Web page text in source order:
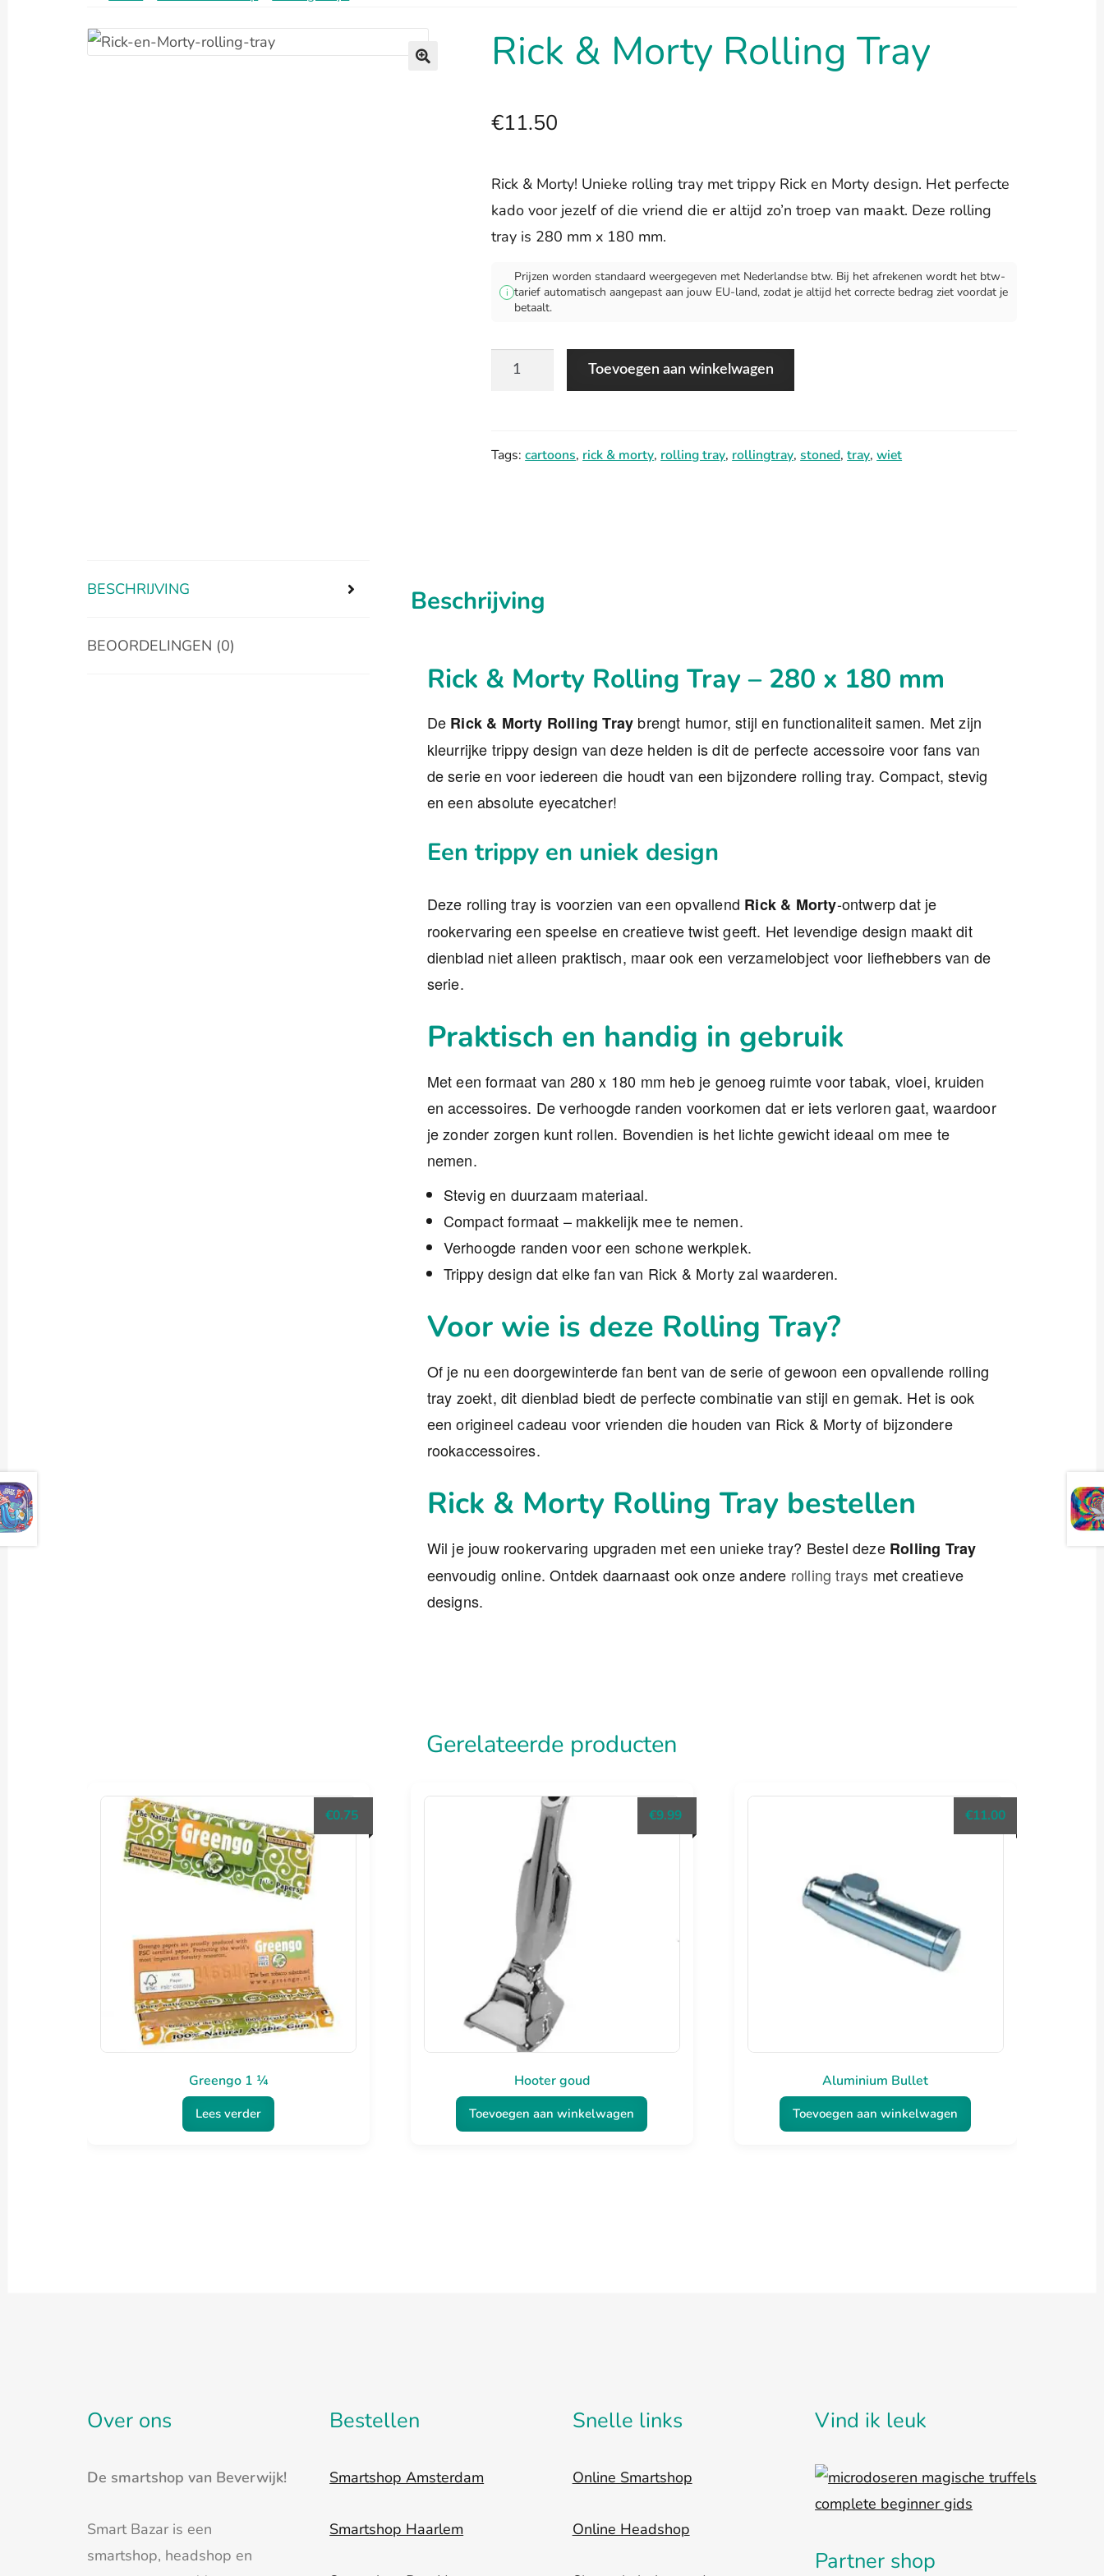
Rick & Morty Rolling Tray
€11.50
Rick & Morty! Unieke rolling tray met trippy Rick en Morty design. Het perfecte
kado voor jezelf of die vriend die er altijd zo’n troep van maakt. Deze rolling
tray is 280 mm x 180 mm.
i
Prijzen worden standaard weergegeven met Nederlandse btw. Bij het afrekenen wordt het btw-
tarief automatisch aangepast aan jouw EU-land, zodat je altijd het correcte bedrag ziet voordat je
betaalt.
Rick
Tray
Toevoegen aan winkelwagen
Tags:cartoons, rick & morty, rolling tray, rollingtray,stoned,tray,wiet
BESCHRIJVING
BEOORDELINGEN (0)
Beschrijving
Rick & Morty Rolling Tray – 280 x 180 mm
De Rick & Morty Rolling Tray brengt humor, stijl en functionaliteit samen. Met zijn
kleurrijke trippy design van deze helden is dit de perfecte accessoire voor fans van
de serie en voor iedereen die houdt van een bijzondere rolling tray. Compact, stevig
en een absolute eyecatcher!
Een trippy en uniek design
Deze rolling tray is voorzien van een opvallend Rick & Morty-ontwerp dat je
rookervaring een speelse en creatieve twist geeft. Het levendige design maakt dit
dienblad niet alleen praktisch, maar ook een verzamelobject voor liefhebbers van de
serie.
Praktisch en handig in gebruik
Met een formaat van 280 x 180 mm heb je genoeg ruimte voor tabak, vloei, kruiden
en accessoires. De verhoogde randen voorkomen dat er iets verloren gaat, waardoor
je zonder zorgen kunt rollen. Bovendien is het lichte gewicht ideaal om mee te
nemen.
Stevig en duurzaam materiaal.
Compact formaat – makkelijk mee te nemen.
Verhoogde randen voor een schone werkplek.
Trippy design dat elke fan van Rick & Morty zal waarderen.
Voor wie is deze Rolling Tray?
Of je nu een doorgewinterde fan bent van de serie of gewoon een opvallende rolling
tray zoekt, dit dienblad biedt de perfecte combinatie van stijl en gemak. Het is ook
een origineel cadeau voor vrienden die houden van Rick & Morty of bijzondere
rookaccessoires.
Rick & Morty Rolling Tray bestellen
Wil je jouw rookervaring upgraden met een unieke tray? Bestel deze Rolling Tray
eenvoudig online. Ontdek daarnaast ook onze andere rolling trays met creatieve
designs.
Gerelateerde producten
Greengo 1 ¼
€0.75
Lees verder
Hooter goud
€9.99
Toevoegen aan winkelwagen
Aluminium Bullet
€11.00
Toevoegen aan winkelwagen
Over ons
De smartshop van Beverwijk!
Smart Bazar is een
smartshop, headshop en
Bestellen
Smartshop Amsterdam
Smartshop Haarlem
Snelle links
Online Smartshop
Online Headshop
Vind ik leuk
Partner shop